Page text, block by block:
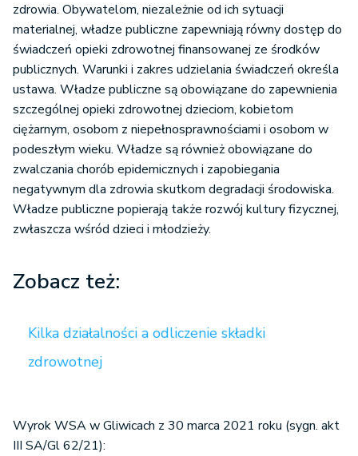
zdrowia. Obywatelom, niezależnie od ich sytuacji
materialnej, władze publiczne zapewniają równy dostęp do
świadczeń opieki zdrowotnej finansowanej ze środków
publicznych. Warunki i zakres udzielania świadczeń określa
ustawa. Władze publiczne są obowiązane do zapewnienia
szczególnej opieki zdrowotnej dzieciom, kobietom
ciężarnym, osobom z niepełnosprawnościami i osobom w
podeszłym wieku. Władze są również obowiązane do
zwalczania chorób epidemicznych i zapobiegania
negatywnym dla zdrowia skutkom degradacji środowiska.
Władze publiczne popierają także rozwój kultury fizycznej,
zwłaszcza wśród dzieci i młodzieży.
Zobacz też:
Kilka działalności a odliczenie składki
zdrowotnej
Wyrok WSA w Gliwicach z 30 marca 2021 roku (sygn. akt
III SA/Gl 62/21):